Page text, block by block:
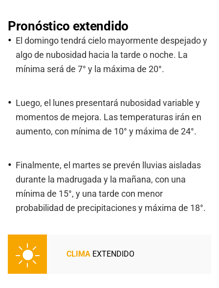
Pronóstico extendido
El domingo tendrá cielo mayormente despejado y
algo de nubosidad hacia la tarde o noche. La
mínima será de 7° y la máxima de 20°.
Luego, el lunes presentará nubosidad variable y
momentos de mejora. Las temperaturas irán en
aumento, con mínima de 10° y máxima de 24°.
Finalmente, el martes se prevén lluvias aisladas
durante la madrugada y la mañana, con una
mínima de 15°, y una tarde con menor
probabilidad de precipitaciones y máxima de 18°.
CLIMA EXTENDIDO